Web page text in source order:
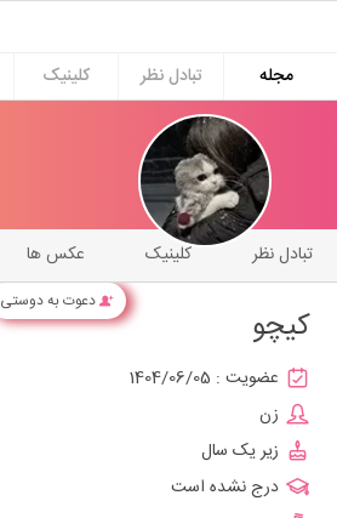
مجله
تبادل نظر کلینیک
دعوت به دوستی
عکس ها کلینیک تبادل نظر
کیچو
عضویت : 1404/06/05
زن
زیر یک سال
درج نشده است